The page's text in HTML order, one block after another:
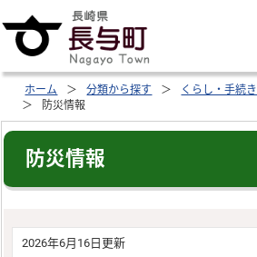
ホーム 分類から探す くらし・手続き
防災情報
防災情報
2026年6月16日更新